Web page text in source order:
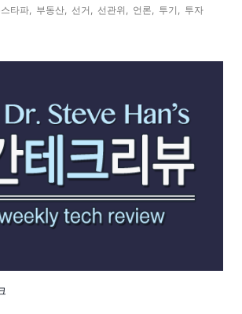
타파, 부동산, 선거 , 선관위 , 언론, 투기 , 투자